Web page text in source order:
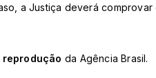
a Justiça deverá comprovar
da Agência Brasil.